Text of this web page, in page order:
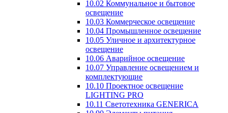
10.02 Коммунальное и бытовое
освещение
10.03 Коммерческое освещение
10.04 Промышленное освещение
10.05 Уличное и архитектурное
освещение
10.06 Аварийное освещение
10.07 Управление освещением и
комплектующие
10.10 Проектное освещение
LIGHTING PRO
10.11 Светотехника GENERICA